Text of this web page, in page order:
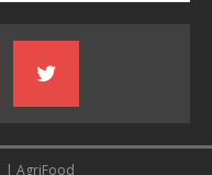
| AgriFood